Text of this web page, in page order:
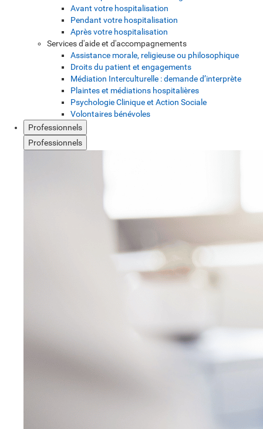
Avant votre hospitalisation
Pendant votre hospitalisation
Après votre hospitalisation
Services d'aide et d'accompagnements
Assistance morale, religieuse ou philosophique
Droits du patient et engagements
Médiation Interculturelle : demande d’interprète
Plaintes et médiations hospitalières
Psychologie Clinique et Action Sociale
Volontaires bénévoles
Professionnels
Professionnels